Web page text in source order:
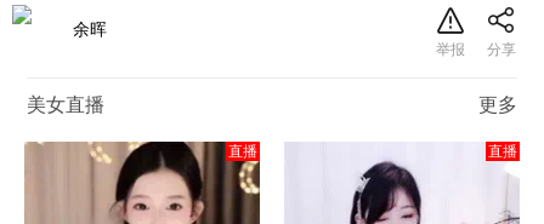
余晖
美女直播 更多
直播 直播